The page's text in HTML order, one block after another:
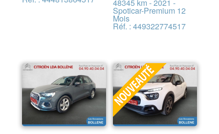
48345 km - 2021 -
Spoticar-Premium 12
Mois
Réf. : 449322774517